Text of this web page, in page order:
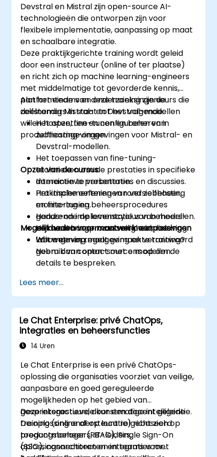
Devstral en Mistral zijn open-source AI-
technologieën die ontworpen zijn voor
flexibele implementatie, aanpassing op maat
en schaalbare integratie.
Deze praktijkgerichte training wordt geleid
door een instructeur (online of ter plaatse)
en richt zich op machine learning-engineers
met middelmatige tot gevorderde kennis,
platformteams en onderzoeksingenieurs die
zelfstandig Mistral- en Devstral-modellen
willen hosten, fine-tunen en beheren in
productieomgevingen.
Aan het einde van deze training zijn de
deelnemers in staat tot het volgende:
Het opzetten en configureren van
zelfhosting-omgevingen voor Mistral- en
Devstral-modellen.
Het toepassen van fine-tuning-
technieken om de prestaties in specifieke
domeinen te verbeteren.
Het implementeren van versiebeheer,
monitoring en beheersprocedures
gedurende de levenscyclus van modellen.
Het waarborgen van veiligheid, naleving
van wet- en regelgeving en verantwoord
gebruik van open-source modellen.
Opzet van de cursus
Interactieve presentaties en discussies.
Praktische oefeningen rond zelfhosting
en fine-tuning.
Hands-on implementatie van beheers-
en monitoringprocessen in een live-
labomgeving.
Mogelijkheden voor maatwerk aanpassingen
Wilt u een op maat gemaakte training?
Neem dan contact met ons op om de
details te bespreken.
Lees meer...
Le Chat Enterprise: privé ChatOps,
integraties en beheersfuncties
14 Uren
Le Chat Enterprise is een privé ChatOps-
oplossing die organisaties voorziet van veilige,
aanpasbare en goed gereguleerde
mogelijkheden op het gebied van
gespreksgestuurde kunstmatige intelligentie.
De oplossing ondersteunt rolgebaseerd
toegangsbeheer (RBAC), Single Sign-On
(SSO), connectoren en integraties met
Deze interactieve, door een docent geleide
training (online of op locatie) richt zich op
productmanagers, IT-leiders,
oplossingsarchitecten en teams voor